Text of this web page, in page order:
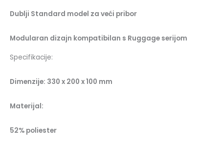
Dublji Standard model za veći pribor
Modularan dizajn kompatibilan s Ruggage serijom
Specifikacije:
Dimenzije: 330 x 200 x 100 mm
Materijal:
52% poliester